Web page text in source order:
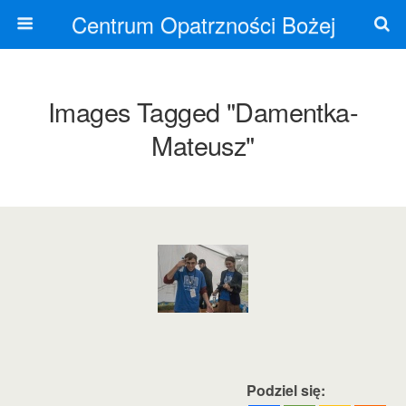
Centrum Opatrzności Bożej
Images Tagged "damentka-
Mateusz"
Podziel się: